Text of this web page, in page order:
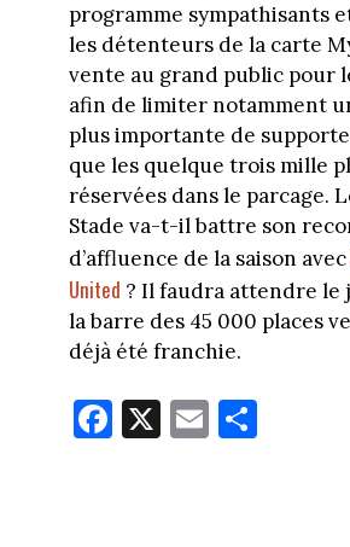
programme sympathisants
les détenteurs de la carte
vente au grand public pour
afin de limiter notamment
plus importante de
que les quelque trois mille
réservées dans le parcage.
Stade va-t-il battre son
d’affluence de la saison avec
United ? Il faudra attendre le
la barre des 45 000 places
déjà été franchie.
Fa
ce
X E
m
Pa
rt